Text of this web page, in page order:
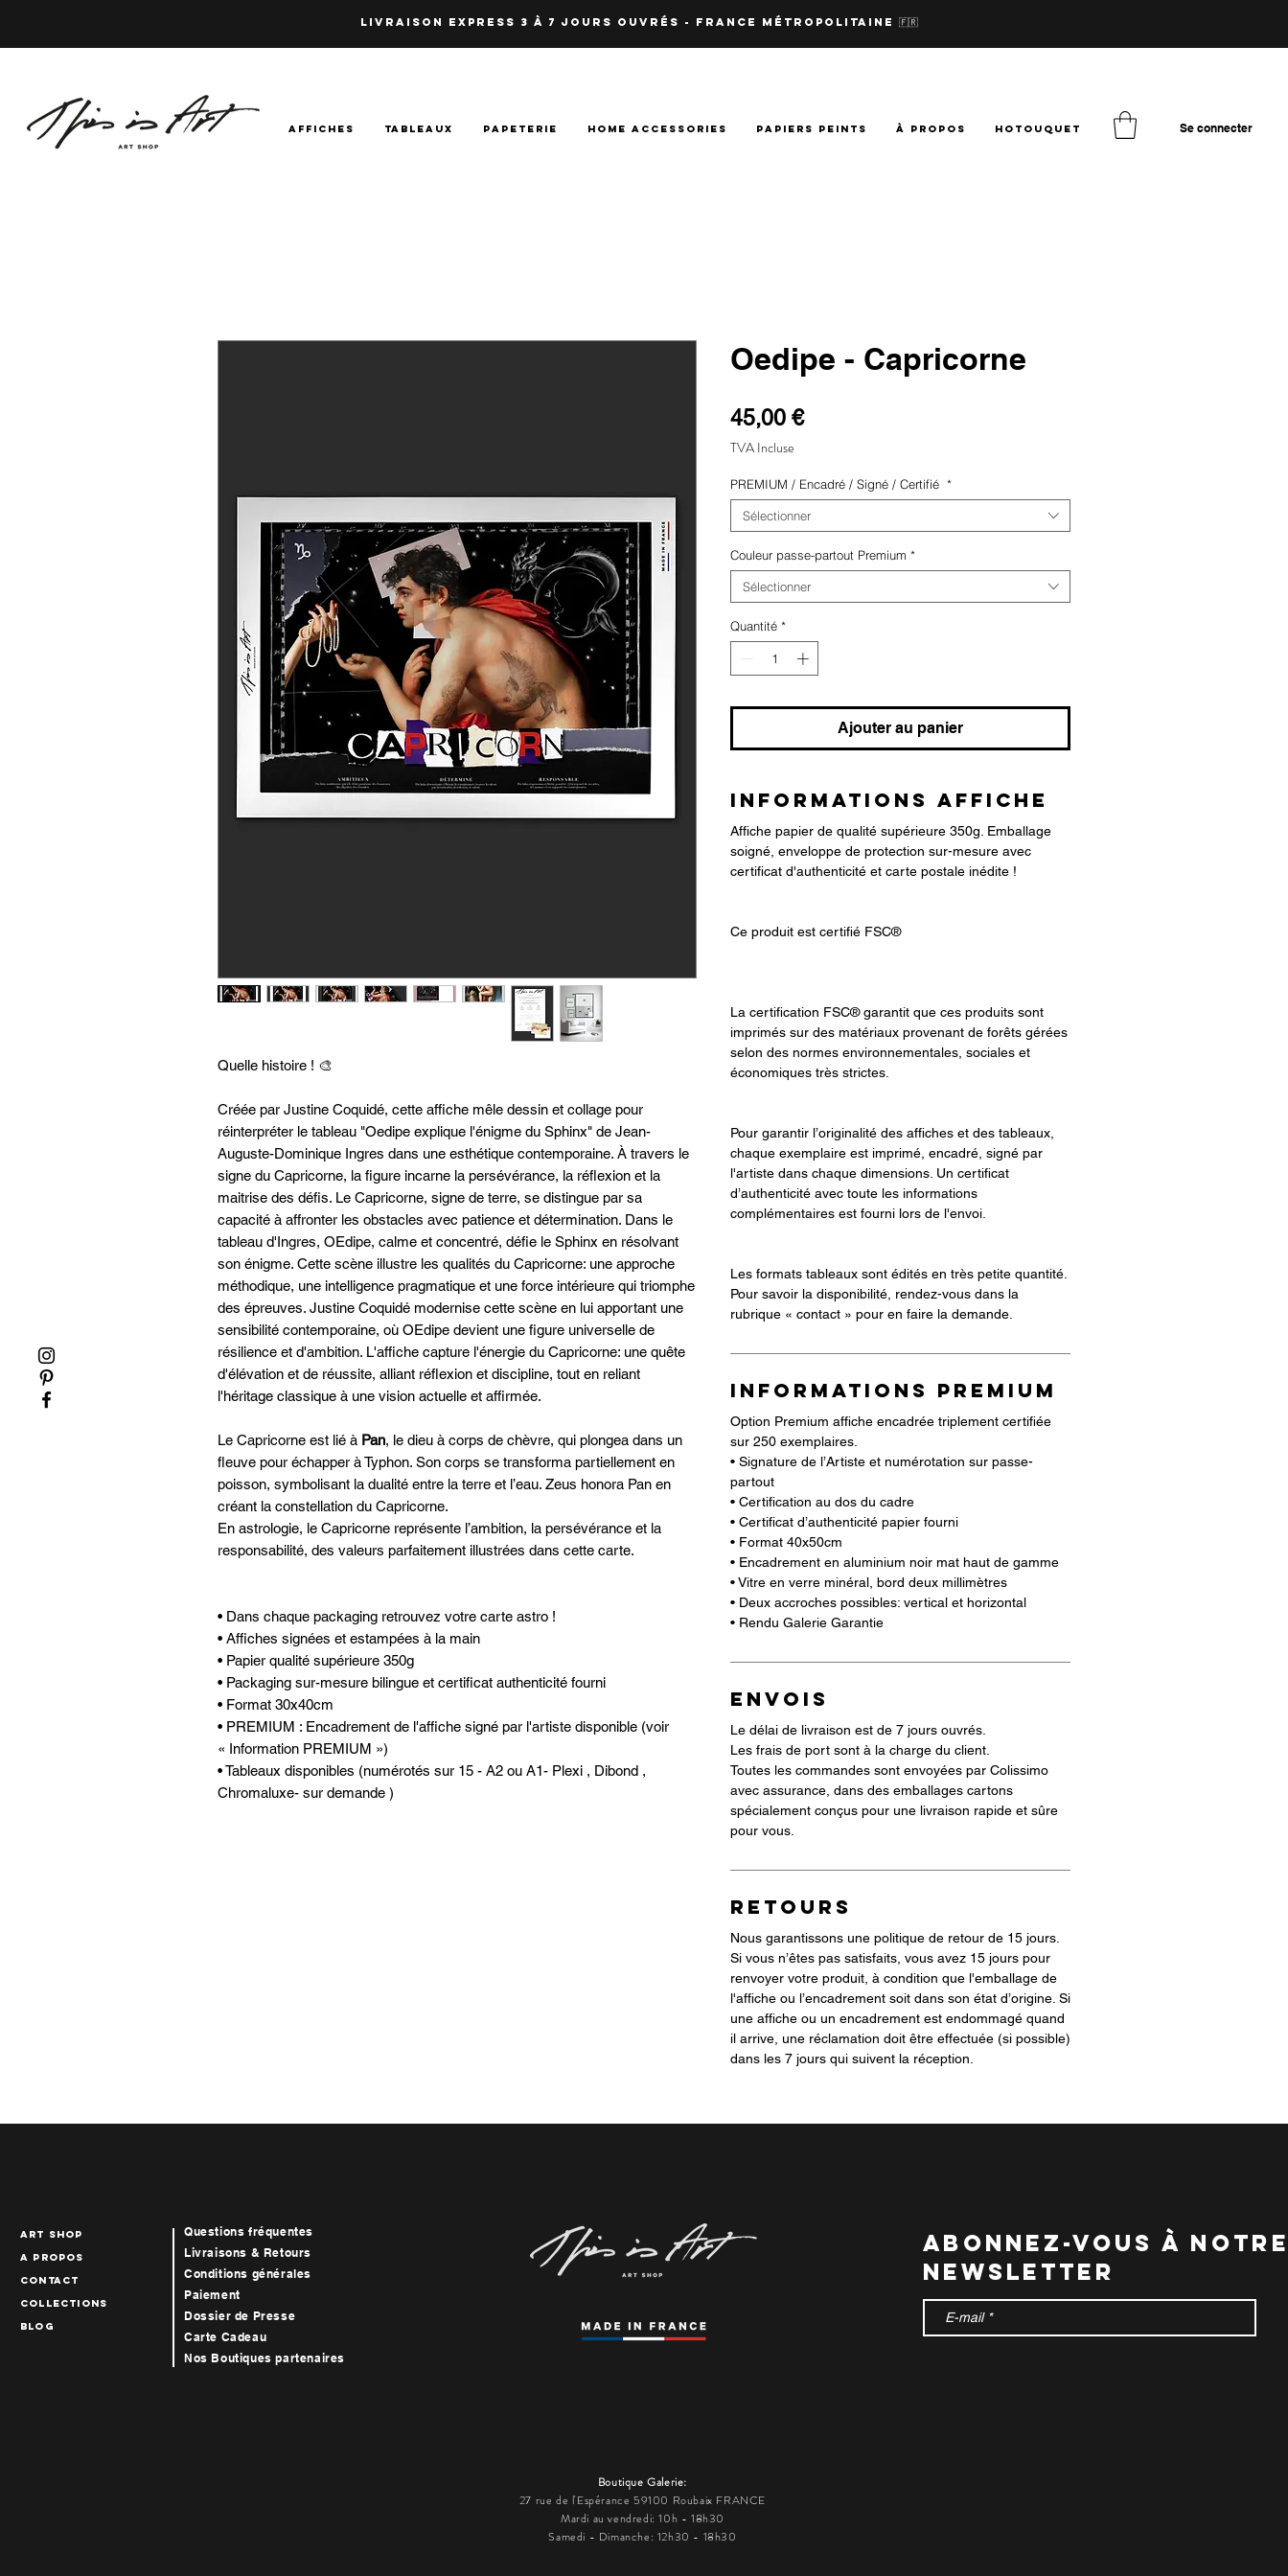
LIVRAISON EXPRESS 3 à 7 JOURS OUVRés - fRANCE Métropolitaine 🇫🇷
AFFICHES TABLEAUX PAPETERIE HOME ACCESSORIES PAPIERS PEINTS à PROPOS hotouquet Se connecter
Quelle histoire ! 🎨
Créée par Justine Coquidé, cette affiche mêle dessin et collage pour
réinterpréter le tableau "Oedipe explique l'énigme du Sphinx" de Jean-
Auguste-Dominique Ingres dans une esthétique contemporaine. À travers le
signe du Capricorne, la figure incarne la persévérance, la réflexion et la
maitrise des défis. Le Capricorne, signe de terre, se distingue par sa
capacité à affronter les obstacles avec patience et détermination. Dans le
tableau d'Ingres, OEdipe, calme et concentré, défie le Sphinx en résolvant
son énigme. Cette scène illustre les qualités du Capricorne: une approche
méthodique, une intelligence pragmatique et une force intérieure qui triomphe
des épreuves. Justine Coquidé modernise cette scène en lui apportant une
sensibilité contemporaine, où OEdipe devient une figure universelle de
résilience et d'ambition. L'affiche capture l'énergie du Capricorne: une quête
d'élévation et de réussite, alliant réflexion et discipline, tout en reliant
l'héritage classique à une vision actuelle et affirmée.
Le Capricorne est lié à Pan, le dieu à corps de chèvre, qui plongea dans un
fleuve pour échapper à Typhon. Son corps se transforma partiellement en
poisson, symbolisant la dualité entre la terre et l’eau. Zeus honora Pan en
créant la constellation du Capricorne.
En astrologie, le Capricorne représente l’ambition, la persévérance et la
responsabilité, des valeurs parfaitement illustrées dans cette carte.
• Dans chaque packaging retrouvez votre carte astro !
• Affiches signées et estampées à la main
• Papier qualité supérieure 350g
• Packaging sur-mesure bilingue et certificat authenticité fourni
• Format 30x40cm
• PREMIUM : Encadrement de l'affiche signé par l'artiste disponible (voir
« Information PREMIUM »)
• Tableaux disponibles (numérotés sur 15 - A2 ou A1- Plexi , Dibond ,
Chromaluxe- sur demande )
Oedipe - Capricorne
45,00 €Prix
TVA Incluse
PREMIUM / Encadré / Signé / Certifié *
Sélectionner
Couleur passe-partout Premium *
Sélectionner
Quantité *
Ajouter au panier
INFORMATIONS AFFICHE
Affiche papier de qualité supérieure 350g. Emballage
soigné, enveloppe de protection sur-mesure avec
certificat d'authenticité et carte postale inédite !
Ce produit est certifié FSC®
La certification FSC® garantit que ces produits sont
imprimés sur des matériaux provenant de forêts gérées
selon des normes environnementales, sociales et
économiques très strictes.
Pour garantir l’originalité des affiches et des tableaux,
chaque exemplaire est imprimé, encadré, signé par
l'artiste dans chaque dimensions. Un certificat
d’authenticité avec toute les informations
complémentaires est fourni lors de l'envoi.
Les formats tableaux sont édités en très petite quantité.
Pour savoir la disponibilité, rendez-vous dans la
rubrique « contact » pour en faire la demande.
INFORMATIONS PREMIUM
Option Premium affiche encadrée triplement certifiée
sur 250 exemplaires.
• Signature de l’Artiste et numérotation sur passe-
partout
• Certification au dos du cadre
• Certificat d’authenticité papier fourni
• Format 40x50cm
• Encadrement en aluminium noir mat haut de gamme
• Vitre en verre minéral, bord deux millimètres
• Deux accroches possibles: vertical et horizontal
• Rendu Galerie Garantie
ENVOIS
Le délai de livraison est de 7 jours ouvrés.
Les frais de port sont à la charge du client.
Toutes les commandes sont envoyées par Colissimo
avec assurance, dans des emballages cartons
spécialement conçus pour une livraison rapide et sûre
pour vous.
RETOURS
Nous garantissons une politique de retour de 15 jours.
Si vous n’êtes pas satisfaits, vous avez 15 jours pour
renvoyer votre produit, à condition que l'emballage de
l'affiche ou l’encadrement soit dans son état d’origine. Si
une affiche ou un encadrement est endommagé quand
il arrive, une réclamation doit être effectuée (si possible)
dans les 7 jours qui suivent la réception.
art Shop
A propos
Contact
collections
blog
Questions fréquentes
Livraisons & Retours
Conditions générales
Paiement
Dossier de Presse
Carte Cadeau
Nos Boutiques partenaires
abonnez-vous à notre
newsletter
Boutique Galerie:
27 rue de l'Espérance 59100 Roubaix FRANCE
Mardi au vendredi: 10h - 18h30
Samedi - Dimanche: 12h30 - 18h30